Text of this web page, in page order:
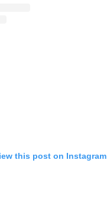
this post on Instagram